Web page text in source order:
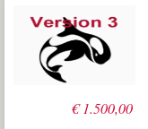
€1.500,00